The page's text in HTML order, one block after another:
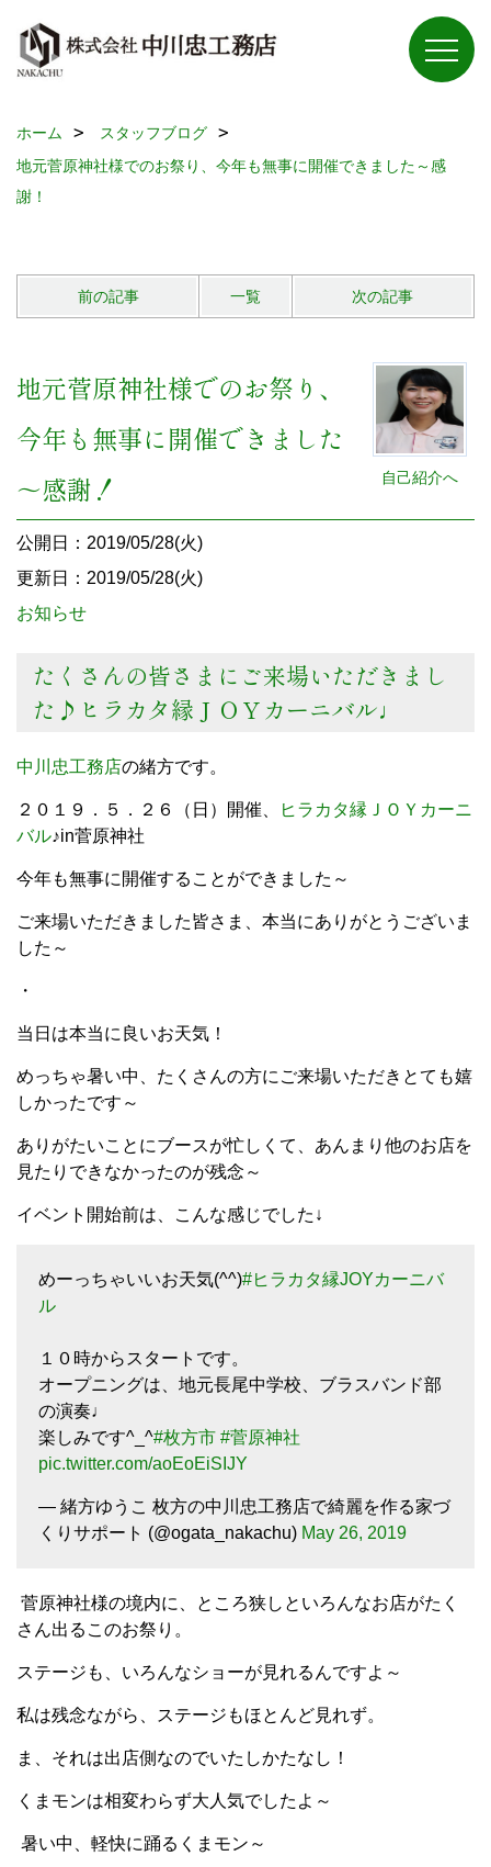
ホーム
スタッフブログ
地元菅原神社様でのお祭り、今年も無事に開催できました～感
謝！
前の記事 一覧 次の記事
自己紹介へ
地元菅原神社様でのお祭り、
今年も無事に開催できました
～感謝！
公開日：2019/05/28(火)
更新日：2019/05/28(火)
お知らせ
たくさんの皆さまにご来場いただきまし
た♪ヒラカタ縁ＪＯＹカーニバル♩
中川忠工務店の緒方です。
２０１９．５．２６（日）開催、
ヒラカタ縁ＪＯＹカーニ
バル♪in菅原神社
今年も無事に開催することができました～
ご来場いただきました皆さま、本当にありがとうございま
した～
・
当日は本当に良いお天気！
めっちゃ暑い中、たくさんの方にご来場いただきとても嬉
しかったです～
ありがたいことにブースが忙しくて、あんまり他のお店を
見たりできなかったのが残念～
イベント開始前は、こんな感じでした↓
めーっちゃいいお天気(^^)#ヒラカタ縁JOYカーニバ
ル
１０時からスタートです。
オープニングは、地元長尾中学校、ブラスバンド部
の演奏♩
楽しみです^_^#枚方市 #菅原神社
pic.twitter.com/aoEoEiSIJY
— 緒方ゆうこ 枚方の中川忠工務店で綺麗を作る家づ
くりサポート (@ogata_nakachu) May 26, 2019
菅原神社様の境内に、ところ狭しといろんなお店がたく
さん出るこのお祭り。
ステージも、いろんなショーが見れるんですよ～
私は残念ながら、ステージもほとんど見れず。
ま、それは出店側なのでいたしかたなし！
くまモンは相変わらず大人気でしたよ～
暑い中、軽快に踊るくまモン～